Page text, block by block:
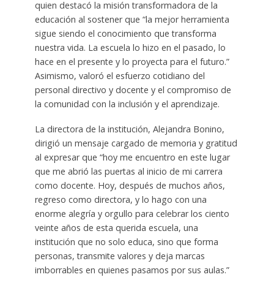
quien destacó la misión transformadora de la
educación al sostener que “la mejor herramienta
sigue siendo el conocimiento que transforma
nuestra vida. La escuela lo hizo en el pasado, lo
hace en el presente y lo proyecta para el futuro.”
Asimismo, valoró el esfuerzo cotidiano del
personal directivo y docente y el compromiso de
la comunidad con la inclusión y el aprendizaje.
La directora de la institución, Alejandra Bonino,
dirigió un mensaje cargado de memoria y gratitud
al expresar que “hoy me encuentro en este lugar
que me abrió las puertas al inicio de mi carrera
como docente. Hoy, después de muchos años,
regreso como directora, y lo hago con una
enorme alegría y orgullo para celebrar los ciento
veinte años de esta querida escuela, una
institución que no solo educa, sino que forma
personas, transmite valores y deja marcas
imborrables en quienes pasamos por sus aulas.”